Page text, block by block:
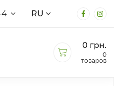
4 RU
0 грн.
0
товаров